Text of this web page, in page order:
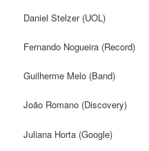
Daniel Stelzer (UOL)
Fernando Nogueira (Record)
Guilherme Melo (Band)
João Romano (Discovery)
Juliana Horta (Google)